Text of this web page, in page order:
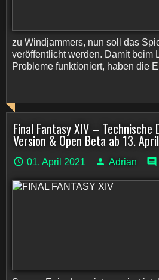
zu Windjammers, nun soll das
veröffentlicht werden. Damit beim
Probleme funktioniert, haben die
Final Fantasy XIV – Technische
Version & Open Beta ab 13. April
01. April 2021 Adrian